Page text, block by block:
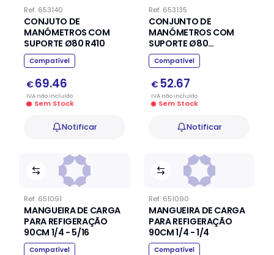
Ref. 653140
CONJUTO DE
MANÓMETROS COM
SUPORTE Ø80 R410
Compatível
€ 69.46
IVA nãoincluído
Sem Stock
Notificar
Ref. 653135
CONJUNTO DE
MANÓMETROS COM
SUPORTE Ø80
R134/404/407
Compatível
€ 52.67
IVA nãoincluído
Sem Stock
Notificar
Ref. 651091
MANGUEIRA DE CARGA
PARA REFIGERAÇÃO
90CM 1/4 - 5/16
Compatível
Ref. 651090
MANGUEIRA DE CARGA
PARA REFIGERAÇÃO
90CM 1/4 - 1/4
Compatível